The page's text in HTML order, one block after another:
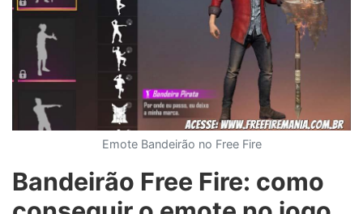
Emote Bandeirão no Free Fire
Bandeirão Free Fire: como